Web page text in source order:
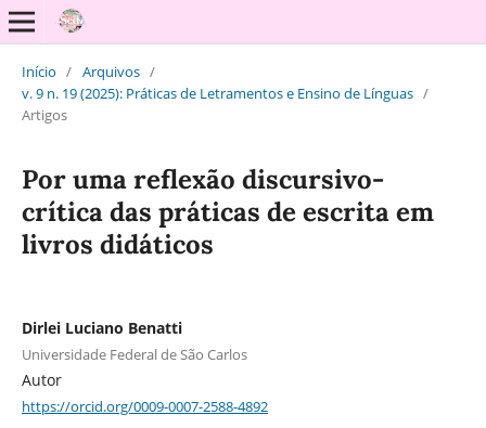
Início / Arquivos /
v. 9 n. 19 (2025): Práticas de Letramentos e Ensino de Línguas /
Artigos
Por uma reflexão discursivo-
crítica das práticas de escrita em
livros didáticos
Dirlei Luciano Benatti
Universidade Federal de São Carlos
Autor
https://orcid.org/0009-0007-2588-4892